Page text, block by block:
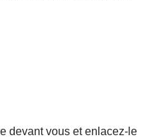
devant vous et enlacez-le